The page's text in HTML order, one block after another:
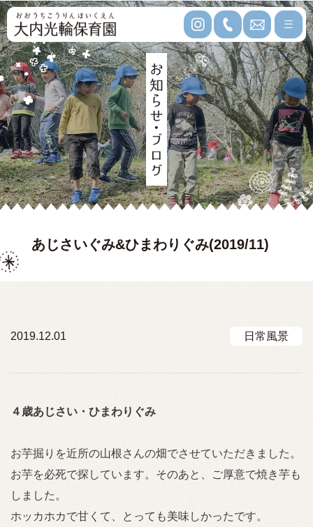
あじさいぐみ&ひまわりぐみ(2019/11)
2019.12.01 日常風景
４歳あじさい・ひまわりぐみ
お芋掘りを近所の山根さんの畑でさせていただきました。
お芋を必死で探しています。そのあと、ご厚意で焼き芋も
しました。
ホッカホカで甘くて、とっても美味しかったです。